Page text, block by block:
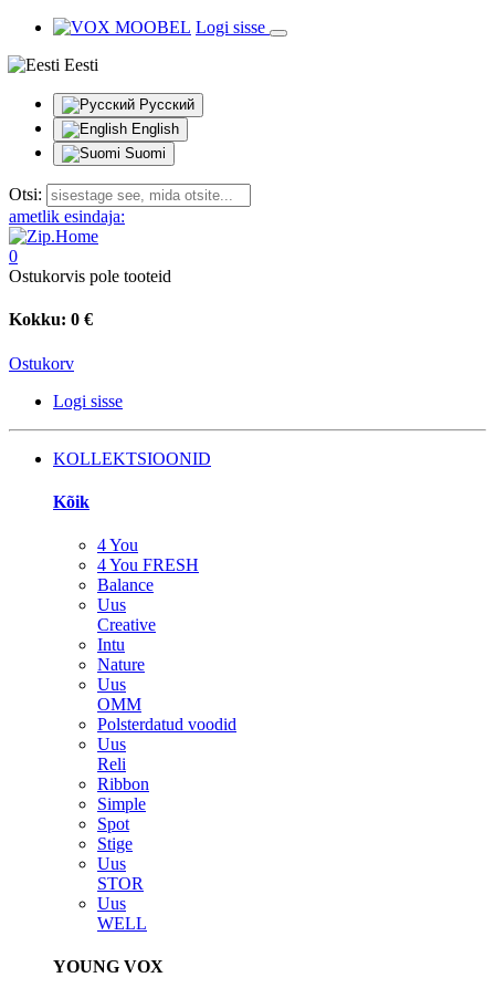
Logi sisse
Eesti
Русский
English
Suomi
Otsi:
ametlik esindaja:
0
Ostukorvis pole tooteid
Kokku: 0 €
Ostukorv
Logi sisse
KOLLEKTSIOONID
Kõik
4 You
4 You FRESH
Balance
Uus
Creative
Intu
Nature
Uus
OMM
Polsterdatud voodid
Uus
Reli
Ribbon
Simple
Spot
Stige
Uus
STOR
Uus
WELL
YOUNG VOX